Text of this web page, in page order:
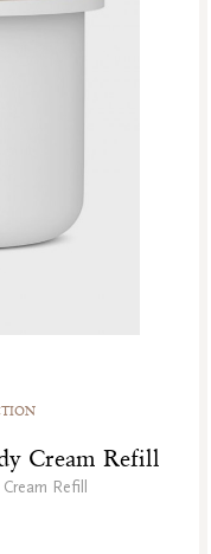
Cream Refill
Refill